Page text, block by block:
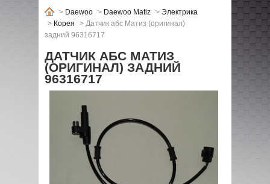
> Daewoo > Daewoo Matiz > Электрика
> Корея > Датчик абс Матиз (оригинал)
задний 96316717
ДАТЧИК АБС МАТИЗ
(ОРИГИНАЛ) ЗАДНИЙ
96316717